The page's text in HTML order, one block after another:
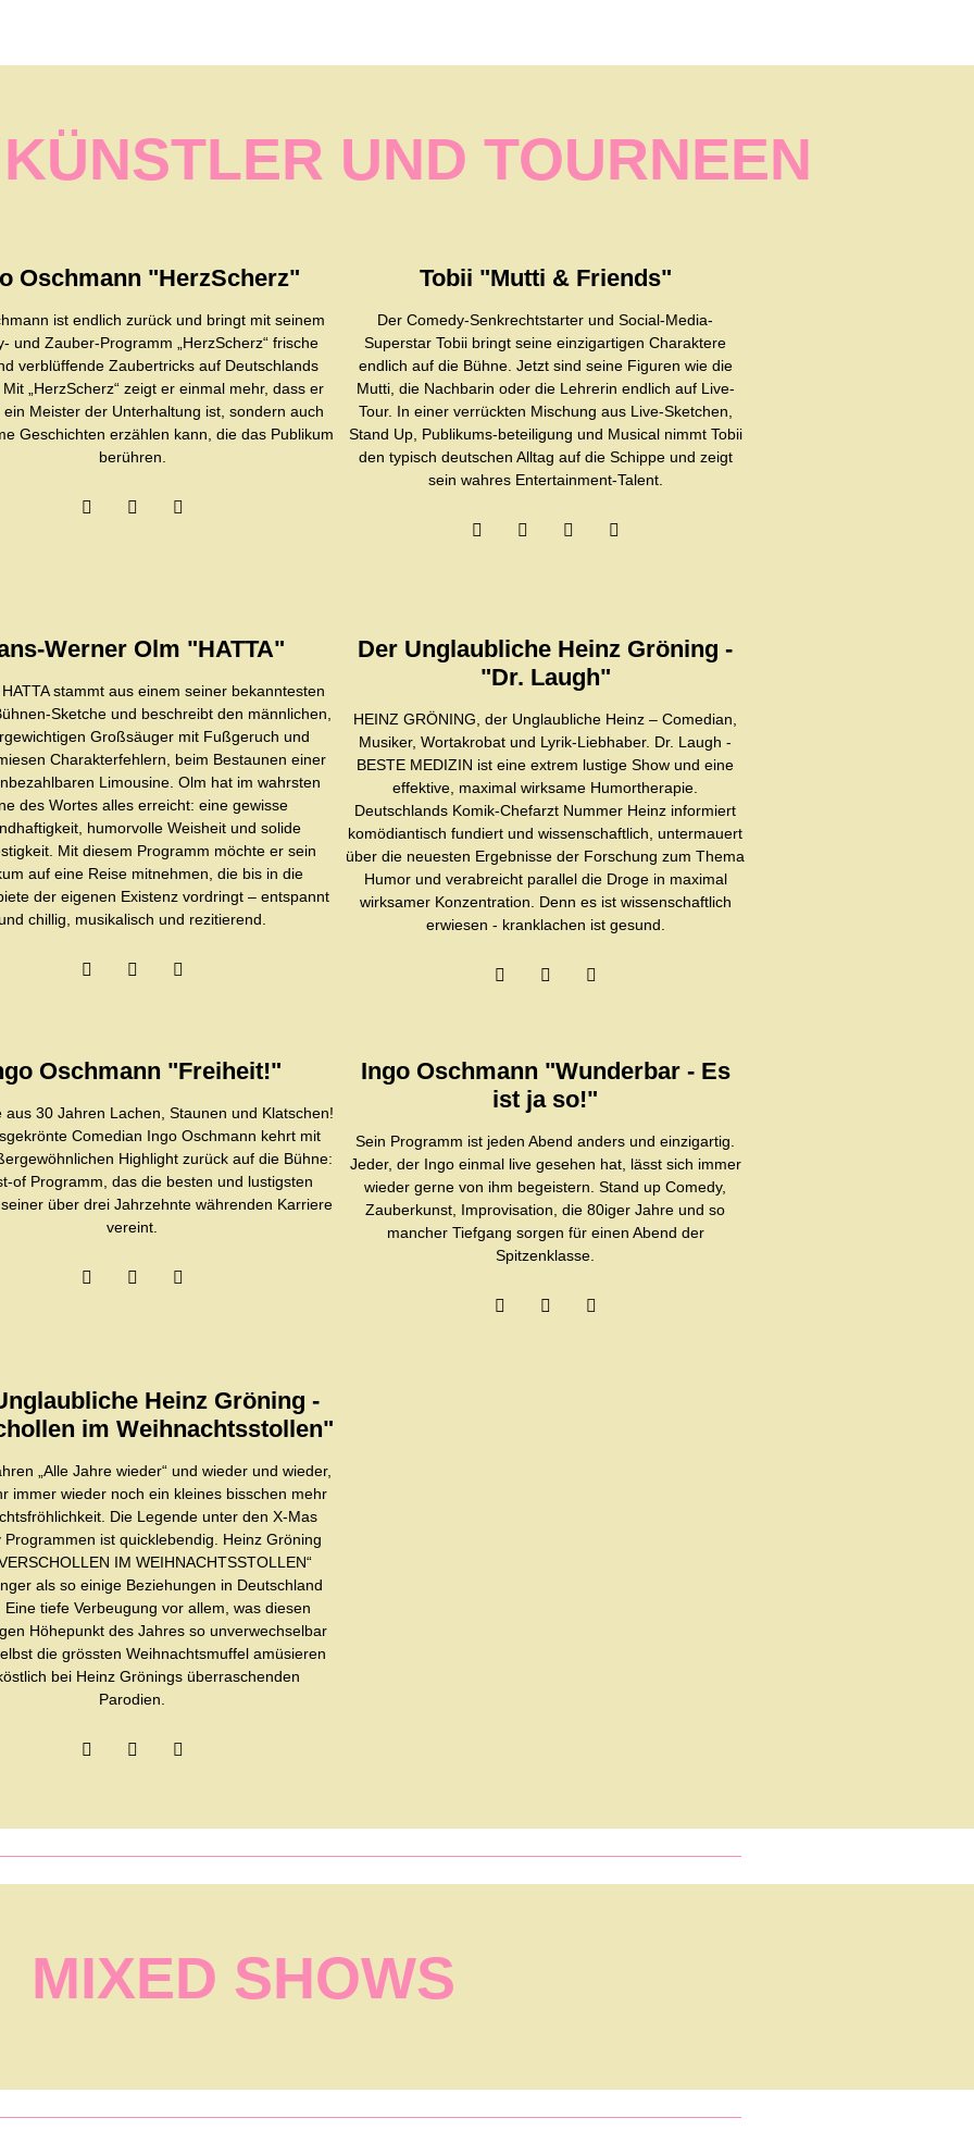
UND TOURNEEN
Oschmann "HerzScherz"
ist endlich zurück und bringt mit seinem
und Zauber-Programm „HerzScherz“ frische
verblüffende Zaubertricks auf Deutschlands
„HerzScherz“ zeigt er einmal mehr, dass er
ein Meister der Unterhaltung ist, sondern auch
Geschichten erzählen kann, die das Publikum
berühren.
Tobii "Mutti & Friends"
Der Comedy-Senkrechtstarter und Social-Media-
Superstar Tobii bringt seine einzigartigen Charaktere
endlich auf die Bühne. Jetzt sind seine Figuren wie die
Mutti, die Nachbarin oder die Lehrerin endlich auf Live-
Tour. In einer verrückten Mischung aus Live-Sketchen,
Stand Up, Publikums-beteiligung und Musical nimmt Tobii
den typisch deutschen Alltag auf die Schippe und zeigt
sein wahres Entertainment-Talent.
Werner Olm "HATTA"
stammt aus einem seiner bekanntesten
Sketche und beschreibt den männlichen,
Großsäuger mit Fußgeruch und
Charakterfehlern, beim Bestaunen einer
Limousine. Olm hat im wahrsten
des Wortes alles erreicht: eine gewisse
humorvolle Weisheit und solide
Mit diesem Programm möchte er sein
auf eine Reise mitnehmen, die bis in die
der eigenen Existenz vordringt – entspannt
chillig, musikalisch und rezitierend.
Der Unglaubliche Heinz Gröning -
"Dr. Laugh"
HEINZ GRÖNING, der Unglaubliche Heinz – Comedian,
Musiker, Wortakrobat und Lyrik-Liebhaber. Dr. Laugh -
BESTE MEDIZIN ist eine extrem lustige Show und eine
effektive, maximal wirksame Humortherapie.
Deutschlands Komik-Chefarzt Nummer Heinz informiert
komödiantisch fundiert und wissenschaftlich, untermauert
über die neuesten Ergebnisse der Forschung zum Thema
Humor und verabreicht parallel die Droge in maximal
wirksamer Konzentration. Denn es ist wissenschaftlich
erwiesen - kranklachen ist gesund.
Oschmann "Freiheit!"
aus 30 Jahren Lachen, Staunen und Klatschen!
Comedian Ingo Oschmann kehrt mit
Highlight zurück auf die Bühne:
of Programm, das die besten und lustigsten
über drei Jahrzehnte währenden Karriere
vereint.
Ingo Oschmann "Wunderbar - Es
ist ja so!"
Sein Programm ist jeden Abend anders und einzigartig.
Jeder, der Ingo einmal live gesehen hat, lässt sich immer
wieder gerne von ihm begeistern. Stand up Comedy,
Zauberkunst, Improvisation, die 80iger Jahre und so
mancher Tiefgang sorgen für einen Abend der
Spitzenklasse.
Heinz Gröning -
im Weihnachtsstollen"
„Alle Jahre wieder“ und wieder und wieder,
immer wieder noch ein kleines bisschen mehr
Die Legende unter den X-Mas
Programmen ist quicklebendig. Heinz Gröning
IM WEIHNACHTSSTOLLEN“
als so einige Beziehungen in Deutschland
Eine tiefe Verbeugung vor allem, was diesen
Höhepunkt des Jahres so unverwechselbar
die grössten Weihnachtsmuffel amüsieren
bei Heinz Grönings überraschenden
Parodien.
MIXED SHOWS